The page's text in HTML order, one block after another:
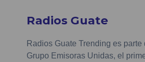
Radios Guate
Radios Guate Trending es parte
Grupo Emisoras Unidas, el